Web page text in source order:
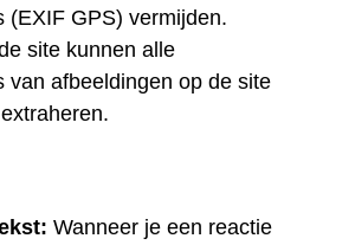
(EXIF GPS) vermijden.
site kunnen alle
van afbeeldingen op de site
Wanneer je een reactie